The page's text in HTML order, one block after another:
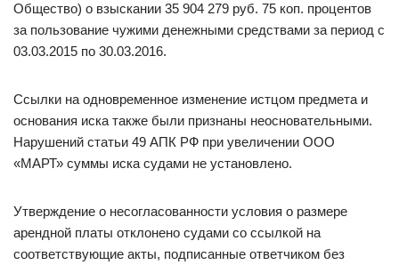
Общество) о взыскании 35 904 279 руб. 75 коп. процентов
за пользование чужими денежными средствами за период с
03.03.2015 по 30.03.2016.
Ссылки на одновременное изменение истцом предмета и
основания иска также были признаны неосновательными.
Нарушений статьи 49 АПК РФ при увеличении ООО
«МАРТ» суммы иска судами не установлено.
Утверждение о несогласованности условия о размере
арендной платы отклонено судами со ссылкой на
соответствующие акты, подписанные ответчиком без